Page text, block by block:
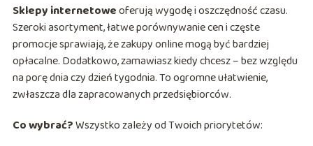
Sklepy internetoweoferują wygodę i oszczędność czasu.
Szeroki asortyment, łatwe porównywanie cen i częste
promocje sprawiają, że zakupy online mogą być bardziej
opłacalne. Dodatkowo, zamawiasz kiedy chcesz – bez względu
na porę dnia czy dzień tygodnia. To ogromne ułatwienie,
zwłaszcza dla zapracowanych przedsiębiorców.
Co wybrać?Wszystko zależy od Twoich priorytetów: